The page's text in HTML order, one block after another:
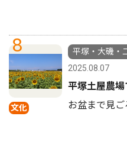
8
文化
平塚・大磯・
2025.08.07
平塚土屋農
お盆まで見ご